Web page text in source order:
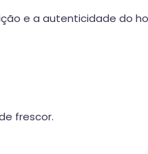
e a autenticidade do
frescor.